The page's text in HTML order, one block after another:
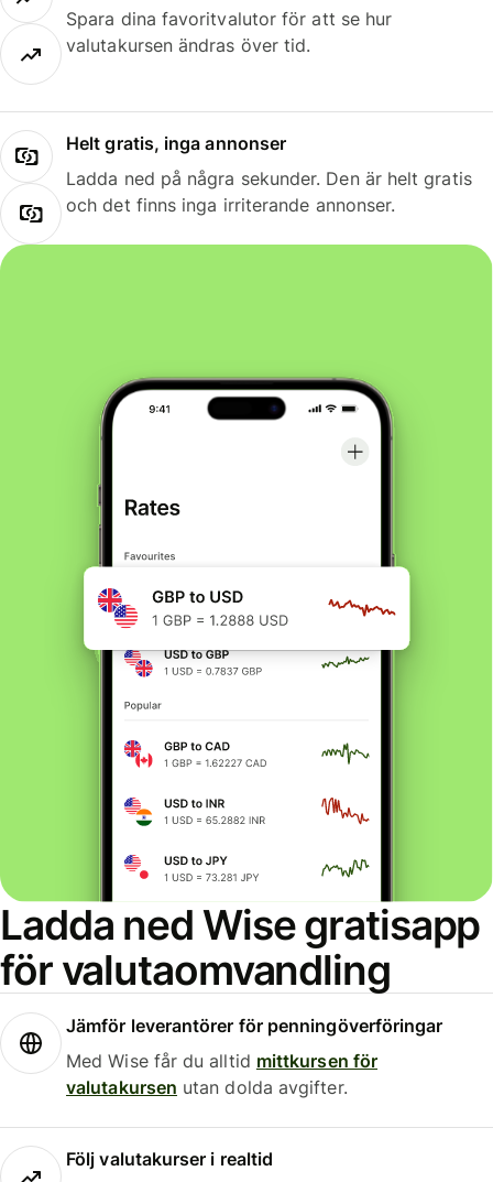
Spara dina favoritvalutor för att se hur
valutakursen ändras över tid.
Helt gratis, inga annonser
Ladda ned på några sekunder. Den är helt gratis
och det finns inga irriterande annonser.
Ladda ned Wise gratisapp
för valutaomvandling
Jämför leverantörer för penningöverföringar
Med Wise får du alltid mittkursen för
valutakursen utan dolda avgifter.
Följ valutakurser i realtid